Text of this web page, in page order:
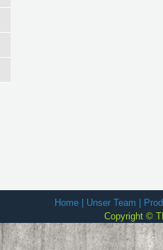
Home Unser Team
Copyright ©